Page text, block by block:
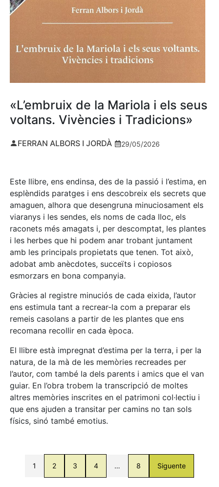
«L’embruix de la Mariola i els seus
voltans. Vivències i Tradicions»
FERRAN ALBORS I JORDÀ 29/05/2026
Este llibre, ens endinsa, des de la passió i l’estima, en
esplèndids paratges i ens descobreix els secrets que
amaguen, alhora que desengruna minuciosament els
viaranys i les sendes, els noms de cada lloc, els
raconets més amagats i, per descomptat, les plantes
i les herbes que hi podem anar trobant juntament
amb les principals propietats que tenen. Tot això,
adobat amb anècdotes, succeïts i copiosos
esmorzars en bona companyia.
Gràcies al registre minuciós de cada eixida, l’autor
ens estimula tant a recrear-la com a preparar els
remeis casolans a partir de les plantes que ens
recomana recollir en cada època.
El llibre està impregnat d’estima per la terra, i per la
natura, de la mà de les memòries recreades per
l’autor, com també la dels parents i amics que el van
guiar. En l’obra trobem la transcripció de moltes
altres memòries inscrites en el patrimoni col·lectiu i
que ens ajuden a transitar per camins no tan sols
físics, sinó també emotius.
1 2 3 4 … 8 Siguente